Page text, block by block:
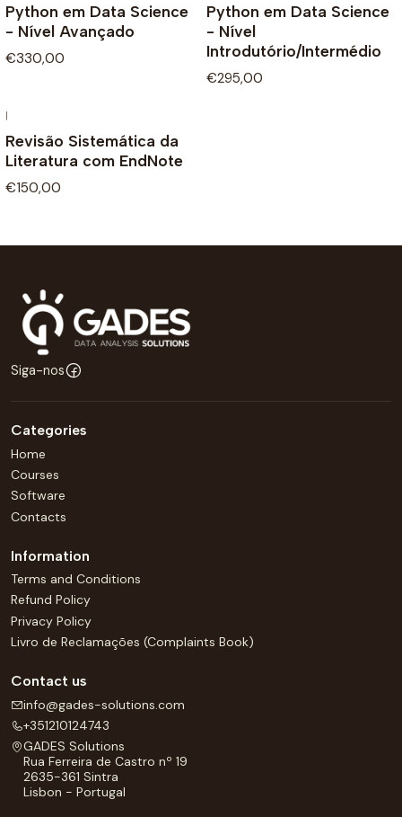
Python em Data Science
- Nível Avançado
€330,00
Python em Data Science
- Nível
Introdutório/Intermédio
€295,00
|
Revisão Sistemática da
Literatura com EndNote
€150,00
Siga-nos
Categories
Home
Courses
Software
Contacts
Information
Terms and Conditions
Refund Policy
Privacy Policy
Livro de Reclamações (Complaints Book)
Contact us
info@gades-solutions.com
+351210124743
GADES Solutions
Rua Ferreira de Castro nº 19
2635-361 Sintra
Lisbon - Portugal